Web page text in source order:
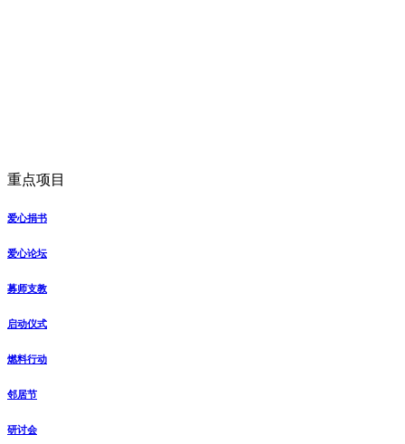
重点项目
爱心捐书
爱心论坛
募师支教
启动仪式
燃料行动
邻居节
研讨会